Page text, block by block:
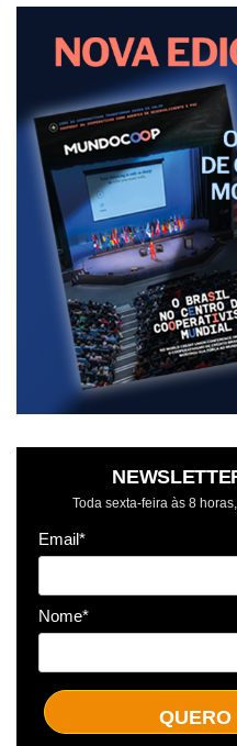
Toda sexta-feira às 8
Email*
Nome*
QUERO